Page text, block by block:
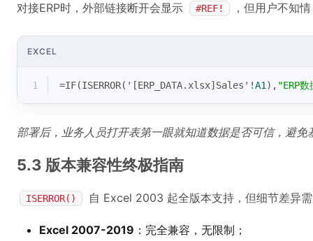
对接ERP时，外部链接断开会显示
#REF! ，但用户不知
EXCEL
1 =IF(ISERROR('[ERP_DATA.xlsx]Sales'!A1 ), "ERP
部署后，业务人员打开表第一眼就知道数据是否可信，避免
5.3 版本兼容性终极指南
ISERROR() 自 Excel 2003 起全版本支持，但细节差异
Excel 2007-2019 ：完全兼容，无限制；